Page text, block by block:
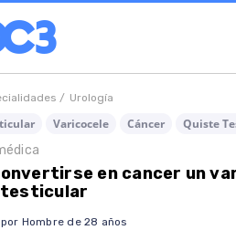
/ Urología
Varicocele Cáncer Quiste
en cancer un
Hombre de 28 años